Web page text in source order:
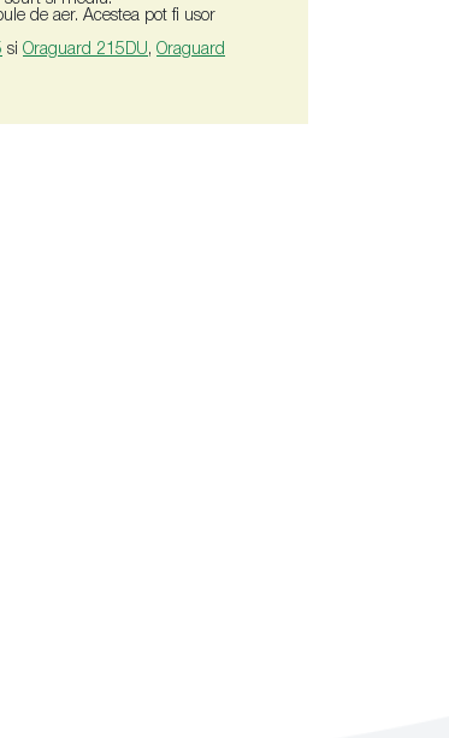
de aer. Acestea pot fi usor
si Oraguard 215DU, Oraguard